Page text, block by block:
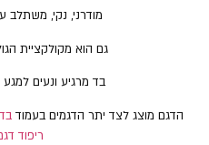
מודרני, נקי,
גם הוא מקולקציית
בד מרגיע ונעים
הדגם מוצג לצד יתר הדגמים בעמוד
ריפוד